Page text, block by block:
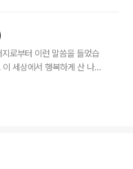
로부터 이런 말씀을 들었습
세상에서 행복하게 산 나